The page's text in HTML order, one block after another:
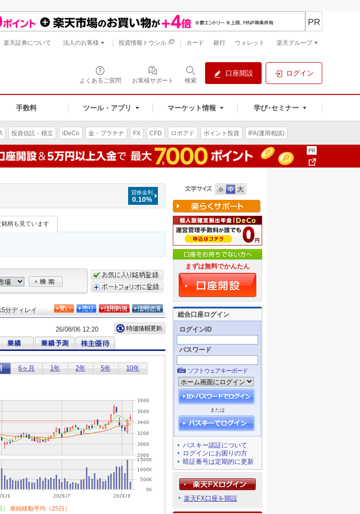
よくあるご質問 お客様サポート 検索
口座開設 ログイン
手数料 ツール・アプリ マーケット情報 学び･セミナー
PR
楽天証券について 法人のお客様 投資情報トウシル カード 銀行 ウォレット 楽天グループ
投資信託・積立 iDeCo 金・プラチナ FX CFD ロボアド ポイント投資 IFA(運用相談)
貸株金利
0.10%
柄も見ています
まずは無料でかんたん
総合口座ログイン
ログインID
パスワード
ソフトウェアキーボード
または
パスキー認証について
ログインにお困りの方
暗証番号は定期的に更新
楽天FX口座を開設